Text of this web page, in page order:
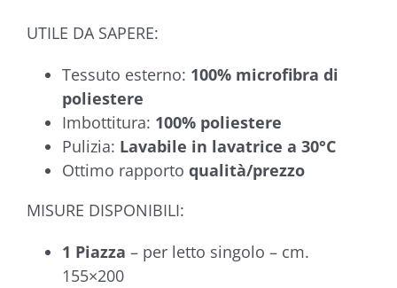
UTILE DA SAPERE:
Tessuto esterno: 100% microfibra di
poliestere
Imbottitura: 100% poliestere
Pulizia: Lavabile in lavatrice a 30°C
Ottimo rapporto qualità/prezzo
MISURE DISPONIBILI:
1 Piazza – per letto singolo – cm.
155×200